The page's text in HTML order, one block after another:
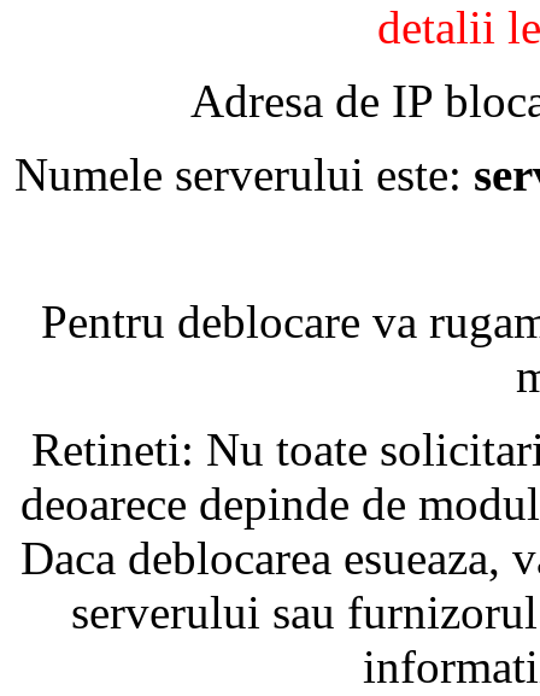
detalii
Adresa de IP
Numele serverului este:
Pentru deblocare va
Retineti: Nu toate
deoarece depinde de
Daca deblocarea
serverului sau